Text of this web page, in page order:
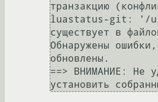
транзакцию
luastatus-git: '/
существует в
Обнаружены
обновлены.
==> ВНИМАНИЕ: Не